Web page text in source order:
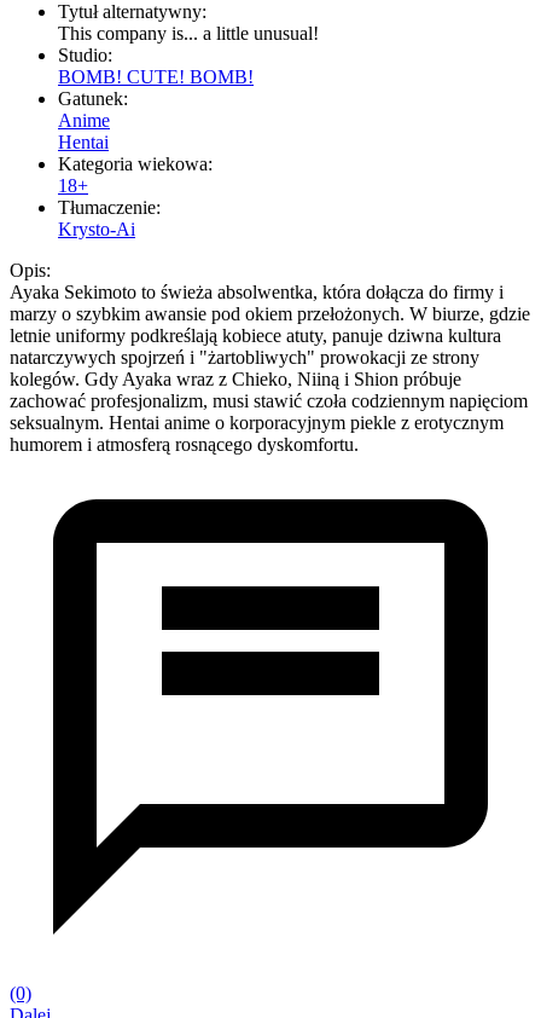
Tytuł alternatywny:
This company is... a little unusual!
Studio:
BOMB! CUTE! BOMB!
Gatunek:
Anime
Hentai
Kategoria wiekowa:
18+
Tłumaczenie:
Krysto-Ai
Opis:
Ayaka Sekimoto to świeża absolwentka, która dołącza do firmy i
marzy o szybkim awansie pod okiem przełożonych. W biurze, gdzie
letnie uniformy podkreślają kobiece atuty, panuje dziwna kultura
natarczywych spojrzeń i "żartobliwych" prowokacji ze strony
kolegów. Gdy Ayaka wraz z Chieko, Niiną i Shion próbuje
zachować profesjonalizm, musi stawić czoła codziennym napięciom
seksualnym. Hentai anime o korporacyjnym piekle z erotycznym
humorem i atmosferą rosnącego dyskomfortu.
(0)